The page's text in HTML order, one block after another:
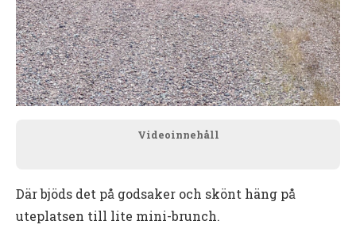
Videoinnehåll
Där bjöds det på godsaker och skönt häng på
uteplatsen till lite mini-brunch.